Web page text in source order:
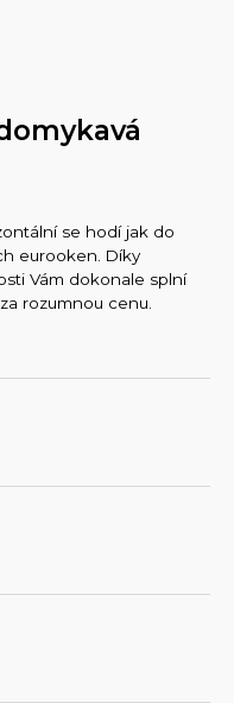
se hodí jak do
eurooken. Díky
Vám dokonale splní
rozumnou cenu.